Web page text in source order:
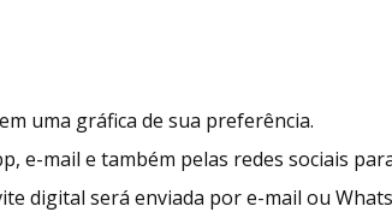
uma gráfica de sua preferência.
e-mail e também pelas redes sociais
digital será enviada por e-mail ou